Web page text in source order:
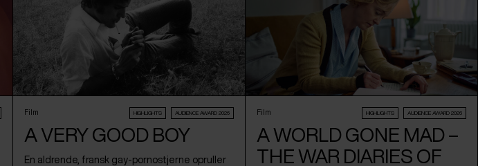
Film HIGHLIGHTS AUDIENCE AWARD 2026
A VERY GOOD BOY
En aldrende, fransk gay-pornostjerne opruller
Film HIGHLIGHTS AUDIENCE AWARD 2026
A WORLD GONE MAD –
THE WAR DIARIES OF